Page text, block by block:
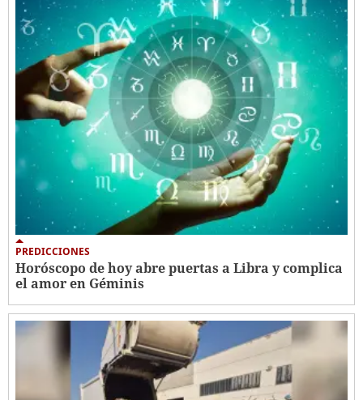
PREDICCIONES
Horóscopo de hoy abre puertas a Libra y complica
el amor en Géminis